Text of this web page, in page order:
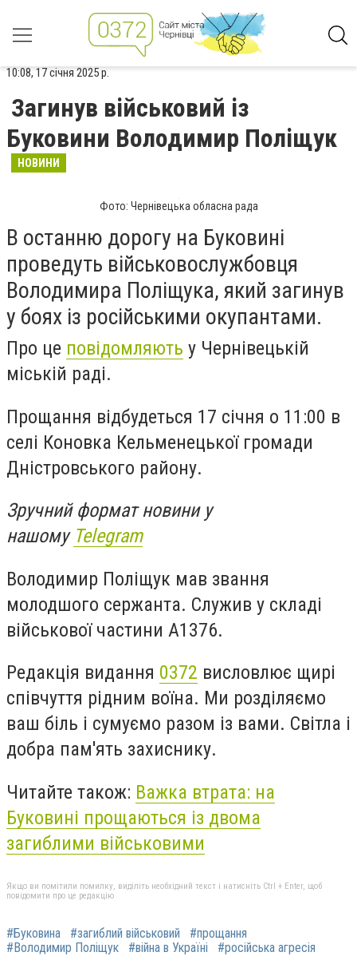
10:08, 17 січня 2025 р.
Загинув військовий із
Буковини Володимир Поліщук
НОВИНИ
Фото: Чернівецька обласна рада
В останню дорогу на Буковині
проведуть військовослужбовця
Володимира Поліщука, який загинув
у боях із російськими окупантами.
Про це повідомляють у Чернівецькій
міській раді.
Прощання відбудеться 17 січня о 11:00 в
селі Коновка Кельменецької громади
Дністровського району.
Зручний формат новини у
нашому Telegram
Володимир Поліщук мав звання
молодшого сержанта. Служив у складі
військової частини А1376.
Редакція видання 0372 висловлює щирі
співчуття рідним воїна. Ми розділяємо
ваш біль і сумуємо разом із вами. Світла і
добра пам'ять захиснику.
Читайте також: Важка втрата: на
Буковині прощаються із двома
загиблими військовими
Якщо ви помітили помилку, виділіть необхідний текст і натисніть Ctrl + Enter, щоб
повідомити про це редакцію
#Буковина #загиблий військовий
#прощання
#Володимир Поліщук
#війна в Україні #російська агресія